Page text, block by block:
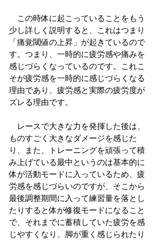
この時体に起こっていることをもう
少し詳しく説明すると、これはつまり
「痛覚閾値の上昇」が起きているので
す。つまり、一時的に疲労感や痛みを
感じづらくなっているのです。これこ
そが疲労感を一時的に感じづらくなる
理由であり、疲労感と実際の疲労度が
ズレる理由です。
レースで大きな力を発揮した後は、
ものすごく大きなダメージを感じた
り、また、トレーニングを頑張って積
み上げている最中というのは基本的に
体が活動モードに入っているため、疲
労感を感じづらいのですが、そこから
最後調整期間に入って練習量を落とし
たりすると体が修復モードになること
で、それまでに蓄積していた疲労を感
じやすくなり、脚が重く感じられたり